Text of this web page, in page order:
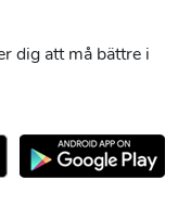
dig att må bättre i